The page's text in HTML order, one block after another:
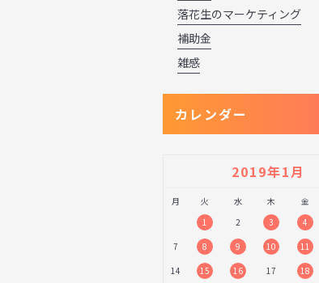
落花生のマーケティング
補助金
雑感
カレンダー
2019年1月
月 火 水 木 金
1
2 3 4
7
8 9 10 11
14
15 16 17 18